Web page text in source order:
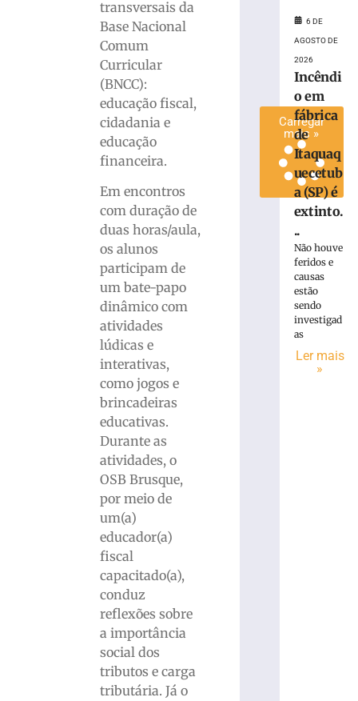
transversais da
Base Nacional
Comum
Curricular
(BNCC):
educação fiscal,
cidadania e
educação
financeira.
Em encontros
com duração de
duas horas/aula,
os alunos
participam de
um bate-papo
dinâmico com
atividades
lúdicas e
interativas,
como jogos e
brincadeiras
educativas.
Durante as
atividades, o
OSB Brusque,
por meio de
um(a)
educador(a)
fiscal
capacitado(a),
conduz
reflexões sobre
a importância
social dos
tributos e carga
tributária. Já o
Carregar
mais »
6 DE
AGOSTO DE
2026
Incêndi
o em
fábrica
de
Itaquaq
uecetub
a (SP) é
extinto.
..
Não houve
feridos e
causas
estão
sendo
investigad
as
Ler mais
»